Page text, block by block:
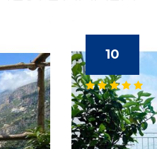
10